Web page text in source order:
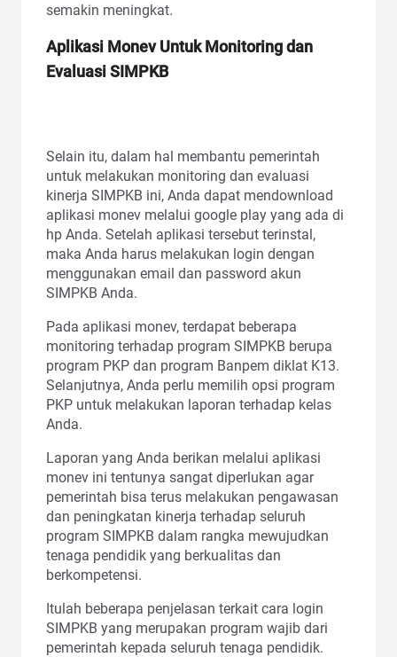
semakin meningkat.
Aplikasi Monev Untuk Monitoring dan
Evaluasi SIMPKB
Selain itu, dalam hal membantu pemerintah
untuk melakukan monitoring dan evaluasi
kinerja SIMPKB ini, Anda dapat mendownload
aplikasi monev melalui google play yang ada di
hp Anda. Setelah aplikasi tersebut terinstal,
maka Anda harus melakukan login dengan
menggunakan email dan password akun
SIMPKB Anda.
Pada aplikasi monev, terdapat beberapa
monitoring terhadap program SIMPKB berupa
program PKP dan program Banpem diklat K13.
Selanjutnya, Anda perlu memilih opsi program
PKP untuk melakukan laporan terhadap kelas
Anda.
Laporan yang Anda berikan melalui aplikasi
monev ini tentunya sangat diperlukan agar
pemerintah bisa terus melakukan pengawasan
dan peningkatan kinerja terhadap seluruh
program SIMPKB dalam rangka mewujudkan
tenaga pendidik yang berkualitas dan
berkompetensi.
Itulah beberapa penjelasan terkait cara login
SIMPKB yang merupakan program wajib dari
pemerintah kepada seluruh tenaga pendidik.